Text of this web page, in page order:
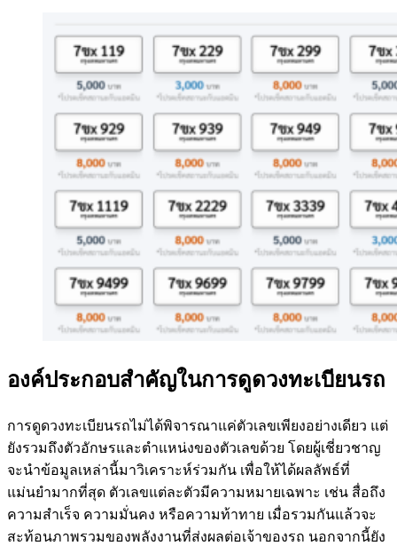
องค์ประกอบสำคัญในการดูดวงทะเบียนรถ
การดูดวงทะเบียนรถไม่ได้พิจารณาแค่ตัวเลขเพียงอย่างเดียว แต่
ยังรวมถึงตัวอักษรและตำแหน่งของตัวเลขด้วย โดยผู้เชี่ยวชาญ
จะนำข้อมูลเหล่านี้มาวิเคราะห์ร่วมกัน เพื่อให้ได้ผลลัพธ์ที่
แม่นยำมากที่สุด ตัวเลขแต่ละตัวมีความหมายเฉพาะ เช่น สื่อถึง
ความสำเร็จ ความมั่นคง หรือความท้าทาย เมื่อรวมกันแล้วจะ
สะท้อนภาพรวมของพลังงานที่ส่งผลต่อเจ้าของรถ นอกจากนี้ยัง